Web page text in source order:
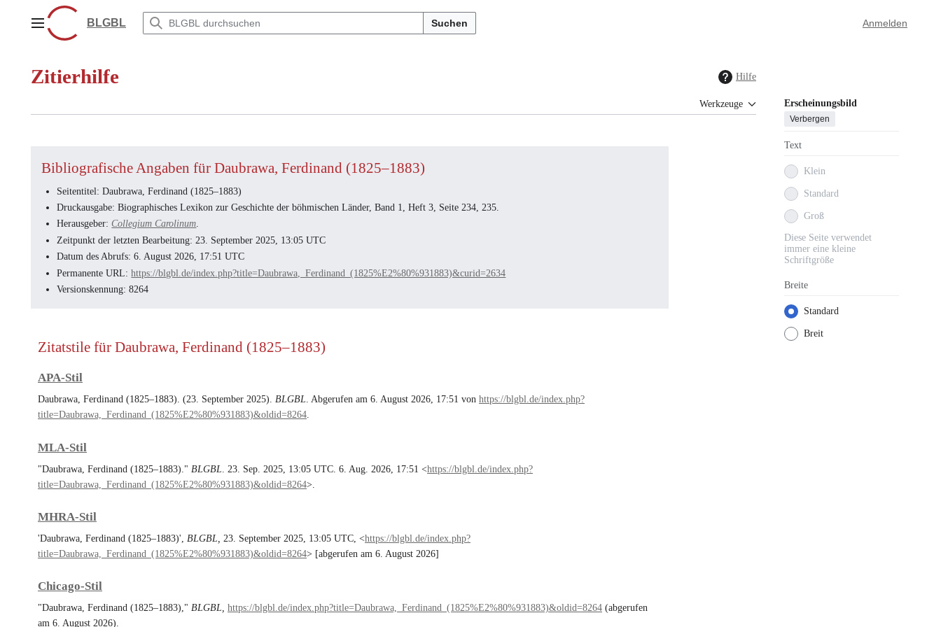
springenHauptmenüBLGBL Suchen Anmelden
Zitierhilfe Hilfe
Werkzeuge Erscheinungsbild
Verbergen
Text
Klein
Standard
Groß
Diese Seite verwendet
immer eine kleine
Schriftgröße
Breite
Standard
Breit
Bibliografische Angaben für Daubrawa, Ferdinand (1825–1883)
Seitentitel: Daubrawa, Ferdinand (1825–1883)
Druckausgabe: Biographisches Lexikon zur Geschichte der böhmischen Länder, Band 1, Heft 3, Seite 234, 235.
Herausgeber:Collegium Carolinum.
Zeitpunkt der letzten Bearbeitung: 23. September 2025, 13:05 UTC
Datum des Abrufs: 6. August 2026, 17:51 UTC
Permanente URL:https://blgbl.de/index.php?title=Daubrawa,_Ferdinand_(1825%E2%80%931883)&curid=2634
Versionskennung: 8264
Zitatstile für Daubrawa, Ferdinand (1825–1883)
APA-Stil
Daubrawa, Ferdinand (1825–1883). (23. September 2025). BLGBL. Abgerufen am 6. August 2026, 17:51 von https://blgbl.de/index.php?
title=Daubrawa,_Ferdinand_(1825%E2%80%931883)&oldid=8264.
MLA-Stil
"Daubrawa, Ferdinand (1825–1883)." BLGBL . 23. Sep. 2025, 13:05 UTC. 6. Aug. 2026, 17:51 <https://blgbl.de/index.php?
title=Daubrawa,_Ferdinand_(1825%E2%80%931883)&oldid=8264>.
MHRA-Stil
'Daubrawa, Ferdinand (1825–1883)', BLGBL, 23. September 2025, 13:05 UTC, <https://blgbl.de/index.php?
title=Daubrawa,_Ferdinand_(1825%E2%80%931883)&oldid=8264> [abgerufen am 6. August 2026]
Chicago-Stil
"Daubrawa, Ferdinand (1825–1883)," BLGBL, https://blgbl.de/index.php?title=Daubrawa,_Ferdinand_(1825%E2%80%931883)&oldid=8264 (abgerufen
am 6. August 2026).